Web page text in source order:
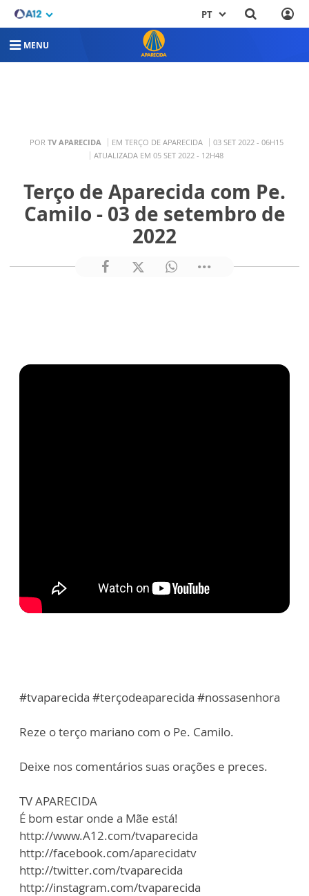
PT
MENU
POR TV APARECIDA EM TERÇO DE APARECIDA
03 SET 2022 - 06H15
ATUALIZADA EM 05 SET 2022 - 12H48
Terço de Aparecida com Pe.
Camilo - 03 de setembro de
2022
#tvaparecida #terçodeaparecida #nossasenhora
Reze o terço mariano com o Pe. Camilo.
Deixe nos comentários suas orações e preces.
TV APARECIDA
É bom estar onde a Mãe está!
http://www.A12.com/tvaparecida
http://facebook.com/aparecidatv
http://twitter.com/tvaparecida
http://instagram.com/tvaparecida